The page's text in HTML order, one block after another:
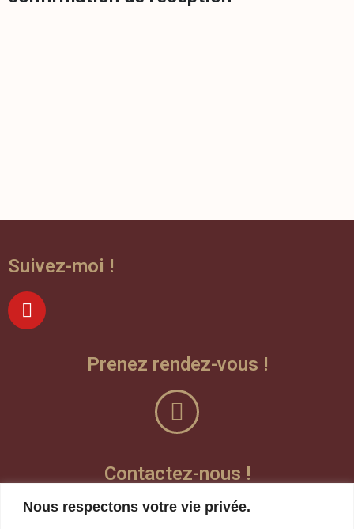
Nous respectons votre vie privée.
Suivez-moi !
Prenez rendez-vous !
Contactez-nous !
Laisser un message vocal